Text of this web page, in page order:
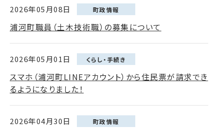
2026年05月08日 町政情報
浦河町職員（土木技術職）の募集について
2026年05月01日 くらし・手続き
スマホ（浦河町LINEアカウント）から住民票が請求でき
るようになりました！
2026年04月30日 町政情報